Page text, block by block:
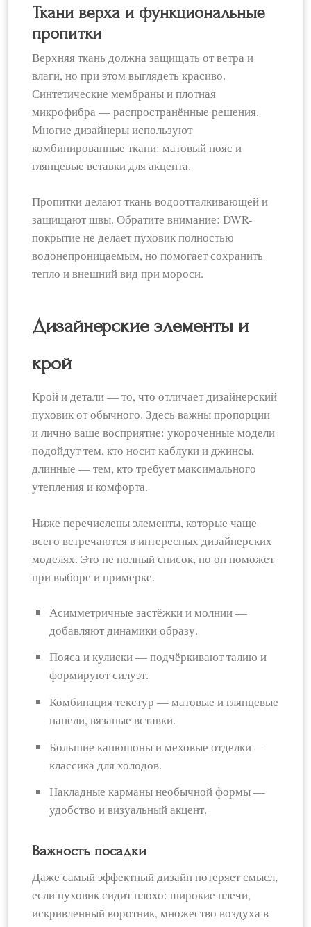
Ткани верха и функциональные
пропитки
Верхняя ткань должна защищать от ветра и
влаги, но при этом выглядеть красиво.
Синтетические мембраны и плотная
микрофибра — распространённые решения.
Многие дизайнеры используют
комбинированные ткани: матовый пояс и
глянцевые вставки для акцента.
Пропитки делают ткань водоотталкивающей и
защищают швы. Обратите внимание: DWR-
покрытие не делает пуховик полностью
водонепроницаемым, но помогает сохранить
тепло и внешний вид при мороси.
Дизайнерские элементы и
крой
Крой и детали — то, что отличает дизайнерский
пуховик от обычного. Здесь важны пропорции
и лично ваше восприятие: укороченные модели
подойдут тем, кто носит каблуки и джинсы,
длинные — тем, кто требует максимального
утепления и комфорта.
Ниже перечислены элементы, которые чаще
всего встречаются в интересных дизайнерских
моделях. Это не полный список, но он поможет
при выборе и примерке.
Асимметричные застёжки и молнии —
добавляют динамики образу.
Пояса и кулиски — подчёркивают талию и
формируют силуэт.
Комбинация текстур — матовые и глянцевые
панели, вязаные вставки.
Большие капюшоны и меховые отделки —
классика для холодов.
Накладные карманы необычной формы —
удобство и визуальный акцент.
Важность посадки
Даже самый эффектный дизайн потеряет смысл,
если пуховик сидит плохо: широкие плечи,
искривленный воротник, множество воздуха в